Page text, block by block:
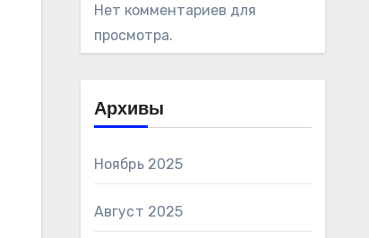
Нет комментариев для
просмотра.
Архивы
Ноябрь 2025
Август 2025